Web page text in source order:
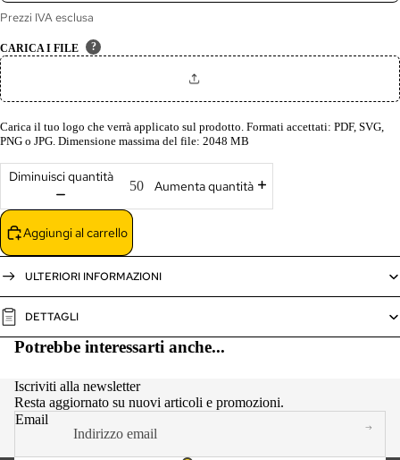
Prezzi IVA esclusa
CARICA I FILE ?
Carica il tuo logo che verrà applicato sul prodotto. Formati accettati: PDF, SVG,
PNG o JPG. Dimensione massima del file: 2048 MB
Diminuisci quantità
Aumenta quantità
Aggiungi al carrello
ULTERIORI INFORMAZIONI
DETTAGLI
Potrebbe interessarti anche...
Iscriviti alla newsletter
Resta aggiornato su nuovi articoli e promozioni.
Email